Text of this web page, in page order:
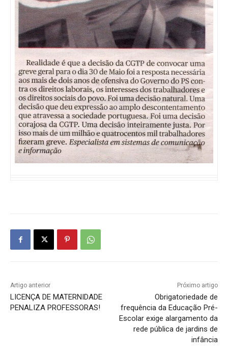
Artigo anterior
LICENÇA DE MATERNIDADE
PENALIZA PROFESSORAS!
Próximo artigo
Obrigatoriedade de
frequência da Educação Pré-
Escolar exige alargamento da
rede pública de jardins de
infância